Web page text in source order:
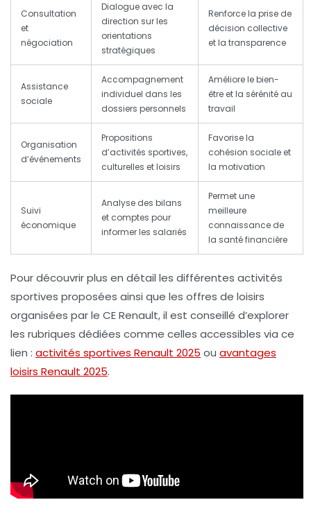
Consultation
et
négociation
Dialogue avec la
direction sur les
orientations
stratégiques
Renforce la prise de
décision collective
et la transparence
Assistance
sociale
Accompagnement
individuel dans les
dossiers personnels
Améliore le bien-
être et la sérénité au
travail
Organisation
d’événements
Propositions
d’activités sportives,
culturelles et loisirs
Favorise la
cohésion sociale et
la motivation
Suivi
économique
Analyse des bilans
et comptes pour
informer les salariés
Permet une
meilleure
connaissance de
la santé financière
Pour découvrir plus en détail les différentes activités
sportives proposées ainsi que les offres de loisirs
organisées par le CE Renault, il est conseillé d’explorer
les rubriques dédiées comme celles accessibles via ce
lien : activités sportives Renault 2025 ou avantages
loisirs Renault 2025.